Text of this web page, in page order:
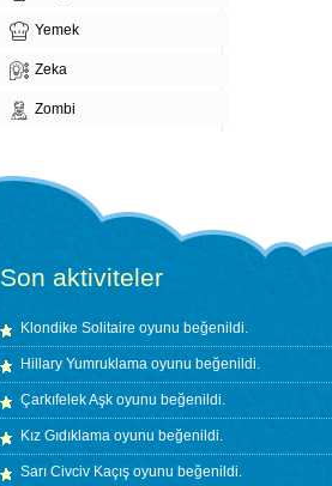
Yemek
Zeka
Zombi
Son aktiviteler
Klondike Solitaire oyunu beğenildi.
Hillary Yumruklama oyunu beğenildi.
Çarkıfelek Aşk oyunu beğenildi.
Kız Gıdıklama oyunu beğenildi.
Sarı Civciv Kaçış oyunu beğenildi.